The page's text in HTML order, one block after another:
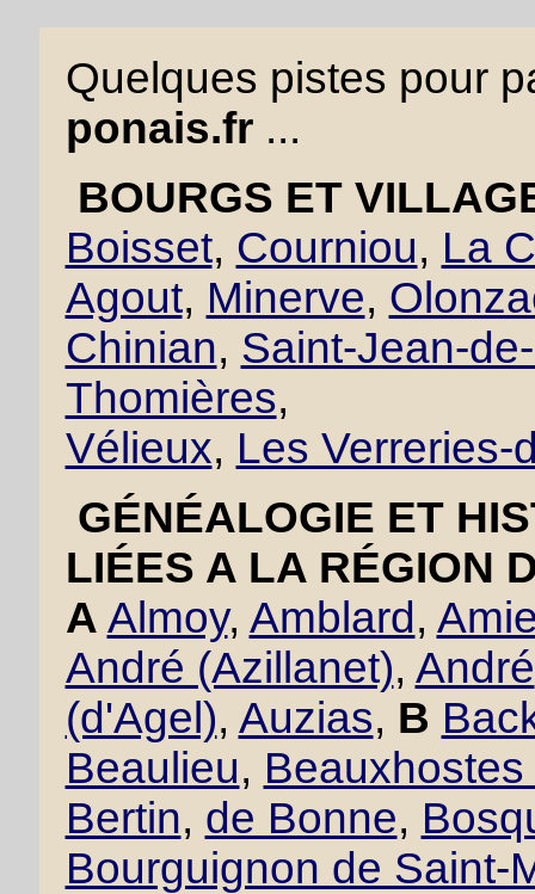
Quelques pistes pour
ponais.fr...
BOURGS ET
Boisset, Courniou, La
Agout, Minerve,
Chinian, Saint-Jean-
Thomières,
Vélieux, Les Verreries-
GÉNÉALOGIE ET
LIÉES A LA RÉGION
A Almoy, Amblard ,
André (Azillanet), André
(d'Agel), Auzias, B
Beaulieu,
Bertin, de Bonne,
Bourguignon de Saint-